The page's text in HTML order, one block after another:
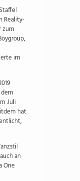
Reality-
zum
im
Juli
hat
an
One